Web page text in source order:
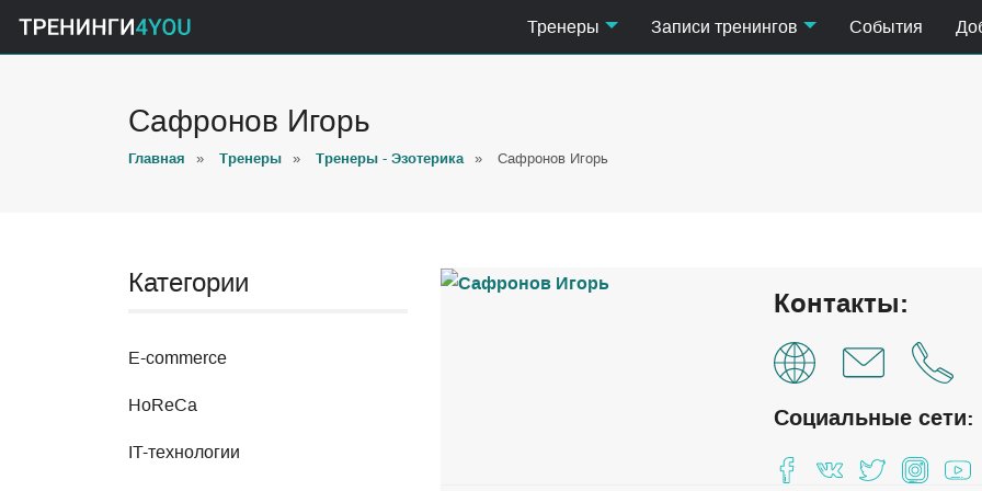
Тренеры Записи тренингов События
Сафронов Игорь
Главная » Тренеры » Тренеры - Эзотерика » Сафронов Игорь
Категории
E-commerce
HoReCa
IT-технологии
Контакты:
Социальные сети: